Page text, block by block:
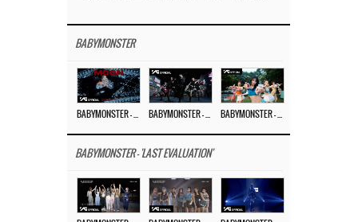
BABYMONSTER
BABYMONSTER - 'LAST EVALUATION'